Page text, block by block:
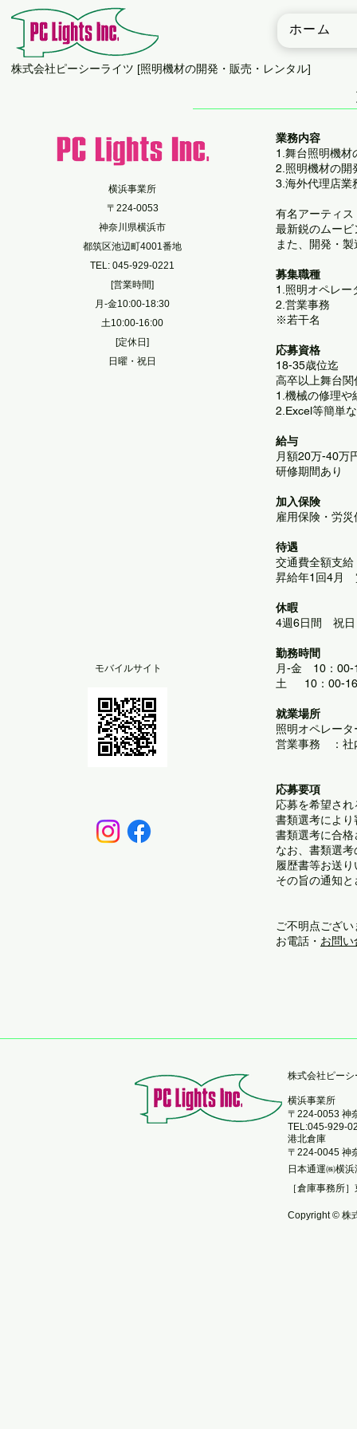
ホーム
​株式会社ピーシーライツ [照明機材の開発・販売・レンタル]
横浜事業所
〒224-0053
神奈川県横浜市
都筑区池辺町4001番地
TEL: 045-929-0221
[営業時間]
月-金10:00-18:30
土10:00-16:00
[定休日]
日曜・祝日
​モバイルサイト
業務内容
1.舞台照明機材
2.照明機材の開
3.海外代理店業
有名アーティ
最新鋭のムー
また、開発・
​募集職種
1.照明オペレー
2.営業事務
※若干名
応募資格
18-35歳位迄
高卒以上舞台
1.機械の修理や
2.Excel等簡単
給与
月額20万-40万
研修期間あり
加入保険
雇用保険・労
待遇
交通費全額支給
昇給年1回4月
休暇
4週6日間 祝
勤務時間
月-金 10：00-
土 10：00-16
就業場所
照明オペレー
営業事務 ：社
応募要項
応募を希望さ
書類選考によ
書類選考に合
なお、書類選
履歴書等お送
その旨の通知
ご不明点ござ
お電話・ お問い
株式会社ピーシ
横浜事業所
〒224-0053 神
TEL:045-929-
港北倉庫
〒224-0045 神
日本通運㈱横
［倉庫事務所
Copyright © 株